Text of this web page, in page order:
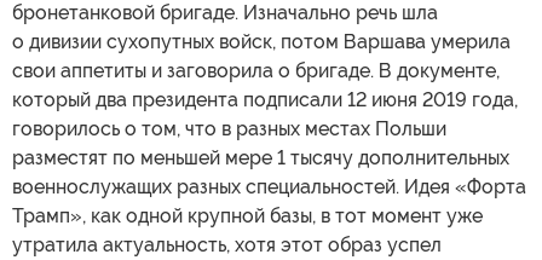
бронетанковой бригаде. Изначально речь шла
о дивизии сухопутных войск, потом Варшава умерила
свои аппетиты и заговорила о бригаде. В документе,
который два президента подписали 12 июня 2019 года,
говорилось о том, что в разных местах Польши
разместят по меньшей мере 1 тысячу дополнительных
военнослужащих разных специальностей. Идея «Форта
Трамп», как одной крупной базы, в тот момент уже
утратила актуальность, хотя этот образ успел